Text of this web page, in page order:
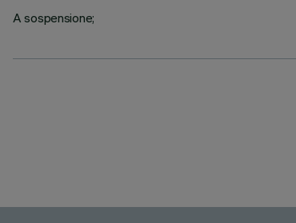
A sospensione;